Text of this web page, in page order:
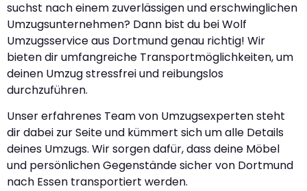
suchst nach einem zuverlässigen und erschwinglichen
Umzugsunternehmen? Dann bist du bei Wolf
Umzugsservice aus Dortmund genau richtig! Wir
bieten dir umfangreiche Transportmöglichkeiten, um
deinen Umzug stressfrei und reibungslos
durchzuführen.
Unser erfahrenes Team von Umzugsexperten steht
dir dabei zur Seite und kümmert sich um alle Details
deines Umzugs. Wir sorgen dafür, dass deine Möbel
und persönlichen Gegenstände sicher von Dortmund
nach Essen transportiert werden.